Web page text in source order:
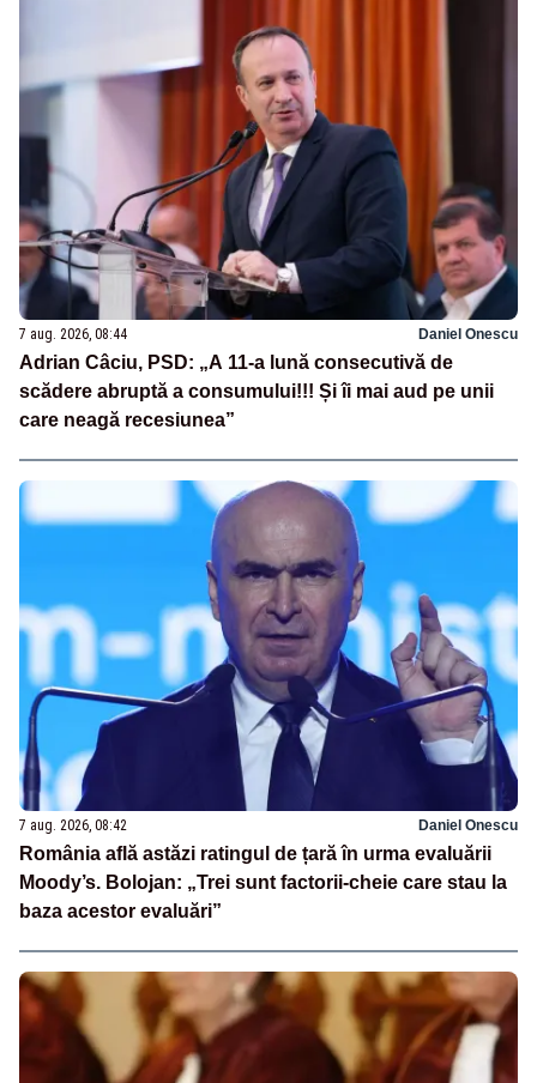
7 aug. 2026, 08:44 Daniel Onescu
Adrian Câciu, PSD: „A 11-a lună consecutivă de
scădere abruptă a consumului!!! Și îi mai aud pe unii
care neagă recesiunea”
7 aug. 2026, 08:42 Daniel Onescu
România află astăzi ratingul de țară în urma evaluării
Moody’s. Bolojan: „Trei sunt factorii-cheie care stau la
baza acestor evaluări”